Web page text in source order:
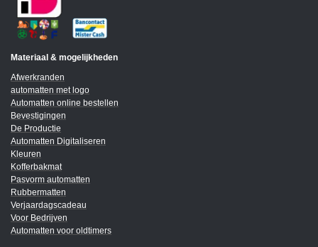
Materiaal & mogelijkheden
Afwerkranden
automatten met logo
Automatten online bestellen
Bevestigingen
De Productie
Automatten Digitaliseren
Kleuren
Kofferbakmat
Pasvorm automatten
Rubbermatten
Verjaardagscadeau
Voor Bedrijven
Automatten voor oldtimers